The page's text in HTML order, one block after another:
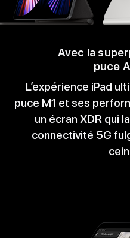
Avec la
puce
L’expérience iPad
puce M1 et ses
un écran XDR qui
connectivité 5G